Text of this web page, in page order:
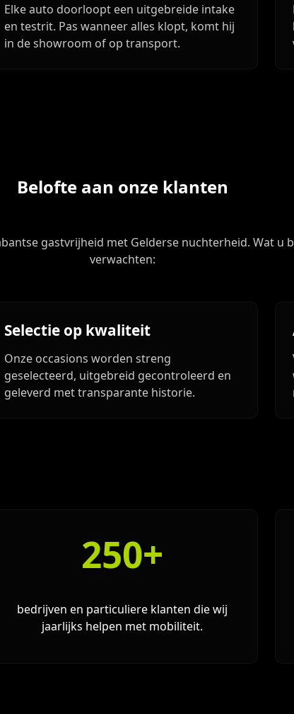
Elke auto doorloopt een uitgebreide intake
en testrit. Pas wanneer alles klopt, komt hij
in de showroom of op transport.
Belofte aan onze klanten
gastvrijheid met Gelderse nuchterheid. Wat u
verwachten:
Selectie op kwaliteit
Onze occasions worden streng
geselecteerd, uitgebreid gecontroleerd en
geleverd met transparante historie.
250+
bedrijven en particuliere klanten die wij
jaarlijks helpen met mobiliteit.